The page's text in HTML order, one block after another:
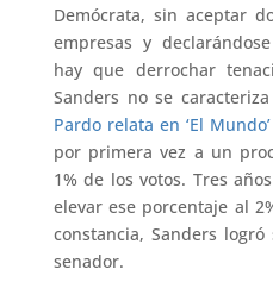
Demócrata, sin aceptar
empresas y
hay que derrochar
Sanders no se
Pardo relata en ‘El Mundo’
por primera vez a un
1% de los votos. Tres
elevar ese porcentaje al
constancia, Sanders
senador.